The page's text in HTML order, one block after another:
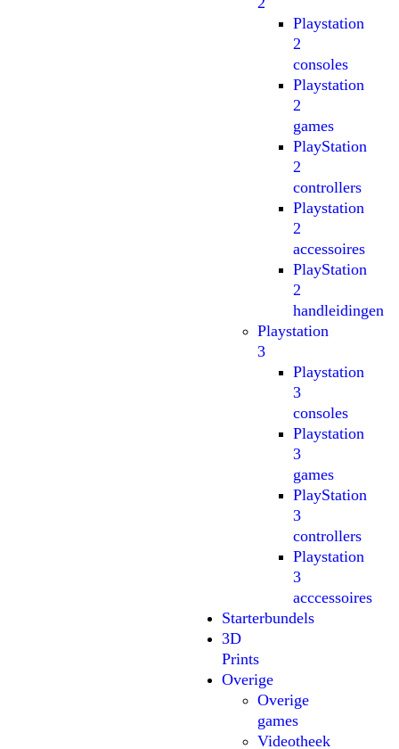
Playstation
2
consoles
Playstation
2
games
PlayStation
2
controllers
Playstation
2
accessoires
PlayStation
2
handleidingen
Playstation
3
Playstation
3
consoles
Playstation
3
games
PlayStation
3
controllers
Playstation
3
acccessoires
Starterbundels
3D
Prints
Overige
Overige
games
Videotheek